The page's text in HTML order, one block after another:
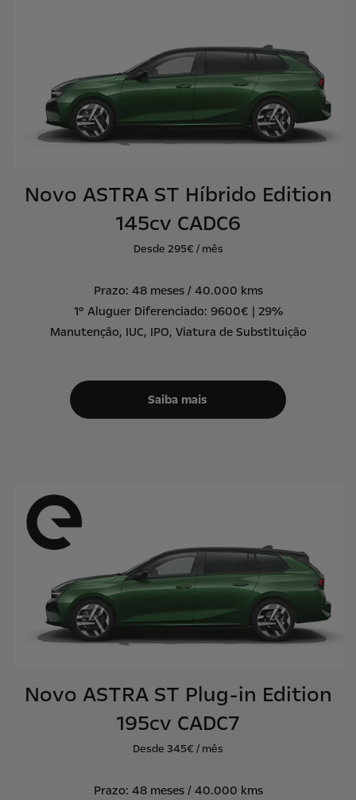
Novo ASTRA ST Híbrido Edition
145cv CADC6
Desde 295€ / mês
Prazo: 48 meses / 40.000 kms
1º Aluguer Diferenciado: 9600€ | 29%
Manutenção, IUC, IPO, Viatura de Substituição
Saiba mais
Novo ASTRA ST Plug-in Edition
195cv CADC7
Desde 345€ / mês
Prazo: 48 meses / 40.000 kms